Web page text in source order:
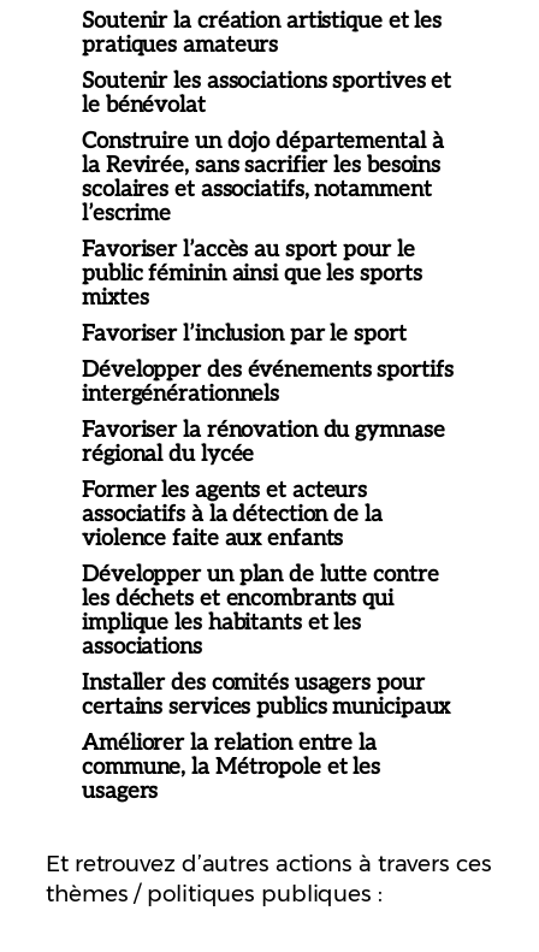
Soutenir la création artistique et les
pratiques amateurs
Soutenir les associations sportives et
le bénévolat
Construire un dojo départemental à
la Revirée, sans sacrifier les besoins
scolaires et associatifs, notamment
l’escrime
Favoriser l’accès au sport pour le
public féminin ainsi que les sports
mixtes
Favoriser l’inclusion par le sport
Développer des événements sportifs
intergénérationnels
Favoriser la rénovation du gymnase
régional du lycée
Former les agents et acteurs
associatifs à la détection de la
violence faite aux enfants
Développer un plan de lutte contre
les déchets et encombrants qui
implique les habitants et les
associations
Installer des comités usagers pour
certains services publics municipaux
Améliorer la relation entre la
commune, la Métropole et les
usagers
Et retrouvez d’autres actions à travers ces
thèmes / politiques publiques :